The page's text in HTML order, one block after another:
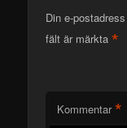
Din e-
fält är märkta*
Kommentar *